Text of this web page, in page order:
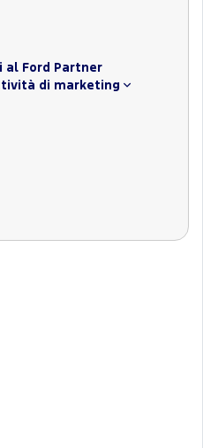
al Ford Partner
di marketing